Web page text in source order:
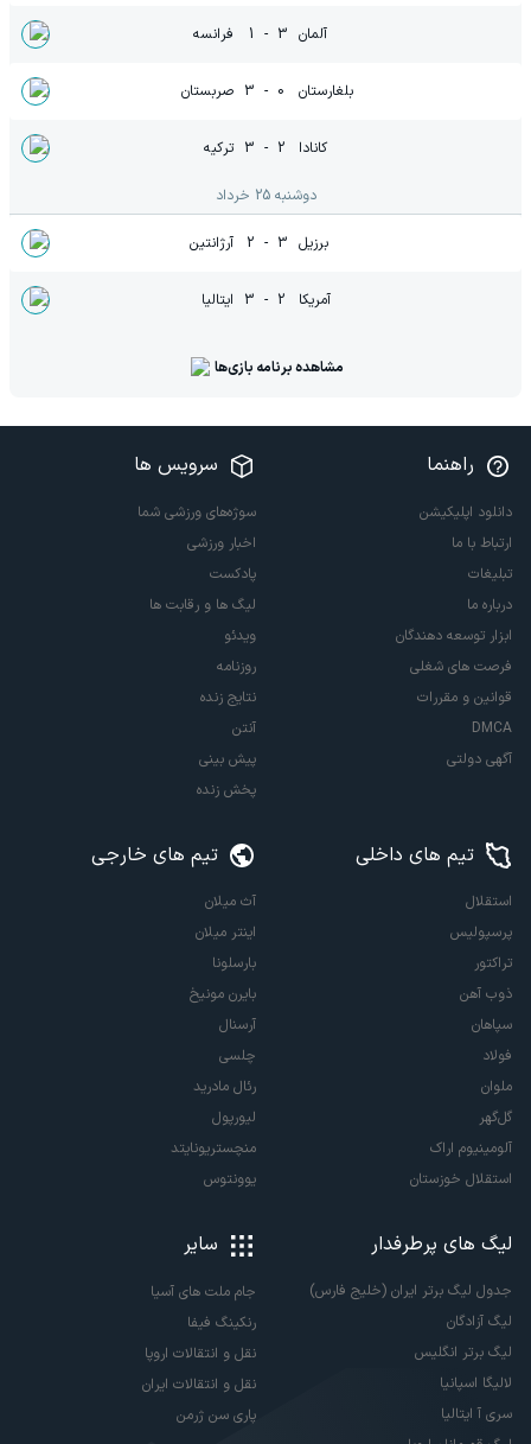
آلمان 3
-
1 فرانسه
بلغارستان 0
-
3 صربستان
کانادا 2
-
3 ترکیه
دوشنبه 25 خرداد
برزیل 3
-
2 آرژانتین
آمریکا 2
-
3 ایتالیا
مشاهده برنامه بازی‌ها
راهنما
دانلود اپلیکیشن
ارتباط با ما
تبلیغات
درباره ما
ابزار توسعه دهندگان
فرصت های شغلی
قوانین و مقررات
DMCA
آگهی دولتی
سرویس ها
سوژه‌های ورزشی شما
اخبار ورزشی
پادکست
لیگ ها و رقابت ها
ویدئو
روزنامه
نتایج زنده
آنتن
پیش بینی
پخش زنده
تیم های داخلی
استقلال
پرسپولیس
تراکتور
ذوب آهن
سپاهان
فولاد
ملوان
گل‌گهر
آلومینیوم اراک
استقلال خوزستان
تیم های خارجی
آث میلان
اینتر میلان
بارسلونا
بایرن مونیخ
آرسنال
چلسی
رئال مادرید
لیورپول
منچستریونایتد
یوونتوس
لیگ های پرطرفدار
جدول لیگ برتر ایران (خلیج فارس)
لیگ آزادگان
لیگ برتر انگلیس
لالیگا اسپانیا
سری آ ایتالیا
سایر
جام ملت های آسیا
رنکینگ فیفا
نقل و انتقالات اروپا
نقل و انتقالات ایران
پاری سن ژرمن